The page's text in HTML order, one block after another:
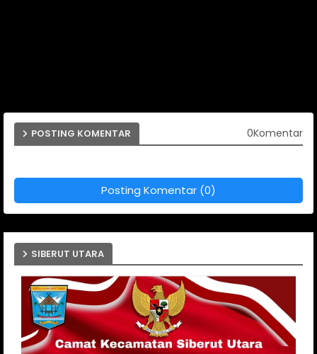
POSTING KOMENTAR 0Komentar
Posting Komentar (0)
SIBERUT UTARA